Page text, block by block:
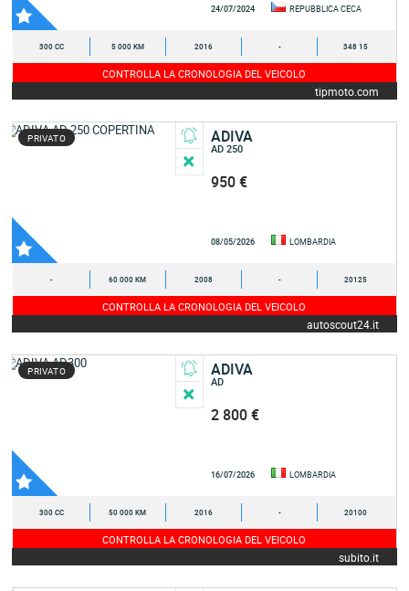
24/07/2024 REPUBBLICA CECA
300 CC 5 000 KM 2016 - 348 15
CONTROLLA LA CRONOLOGIA DEL VEICOLO
tipmoto.com
PRIVATO ADIVA
AD 250
950 €
08/05/2026 LOMBARDIA
- 60 000 KM 2008 - 20125
CONTROLLA LA CRONOLOGIA DEL VEICOLO
autoscout24.it
PRIVATO ADIVA
AD
2 800 €
16/07/2026 LOMBARDIA
300 CC 50 000 KM 2016 - 20100
CONTROLLA LA CRONOLOGIA DEL VEICOLO
subito.it